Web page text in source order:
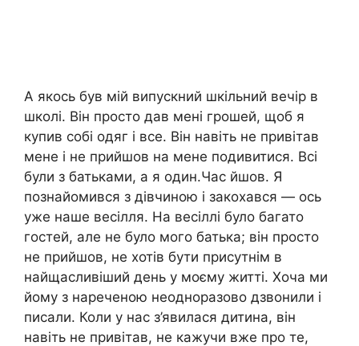
А якось був мій випускний шкільний вечір в
школі. Він просто дав мені грошей, щоб я
купив собі одяг і все. Він навіть не привітав
мене і не прийшов на мене подивитися. Всі
були з батьками, а я один.Час йшов. Я
познайомився з дівчиною і закохався — ось
уже наше весілля. На весіллі було багато
гостей, але не було мого батька; він просто
не прийшов, не хотів бути присутнім в
найщасливіший день у моєму житті. Хоча ми
йому з нареченою неодноразово дзвонили і
писали. Коли у нас з’явилася дитина, він
навіть не привітав, не кажучи вже про те,